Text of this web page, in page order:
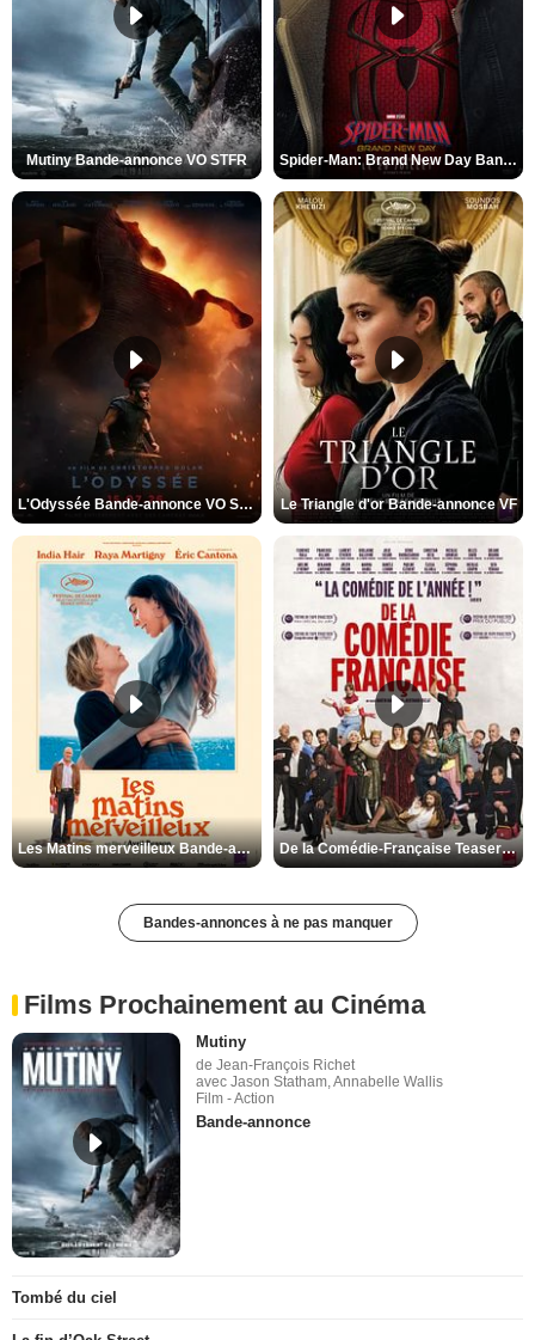
Mutiny Bande-annonce VO STFR Spider-Man: Brand New Day Bande-annonce VO STFR
L'Odyssée Bande-annonce VO STFR Le Triangle d'or Bande-annonce VF
Les Matins merveilleux Bande-annonce VF De la Comédie-Française Teaser VF
Bandes-annonces à ne pas manquer
Films Prochainement au Cinéma
Mutiny
de Jean-François Richet
avec Jason Statham, Annabelle Wallis
Film - Action
Bande-annonce
Tombé du ciel